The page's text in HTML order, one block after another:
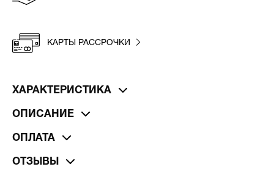
КАРТЫ РАССРОЧКИ
ХАРАКТЕРИСТИКА
ОПИСАНИЕ
ОПЛАТА
ОТЗЫВЫ